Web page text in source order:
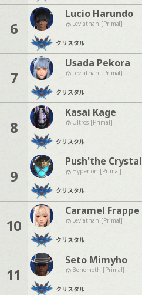
6
Lucio Harundo
Leviathan [Primal]
クリスタル
7
Usada Pekora
Leviathan [Primal]
クリスタル
8
Kasai Kage
Ultros [Primal]
クリスタル
9
Push'the Crystal
Hyperion [Primal]
クリスタル
10
Caramel Frappe
Leviathan [Primal]
クリスタル
11
Seto Mimyho
Behemoth [Primal]
クリスタル